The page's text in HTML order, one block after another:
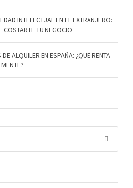
INTELECTUAL EN EL EXTRANJERO:
COSTARTE TU NEGOCIO
ALQUILER EN ESPAÑA: ¿QUÉ RENTA